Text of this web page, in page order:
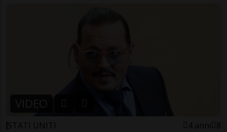
VIDEO
STATI UNITI 4 anni 8